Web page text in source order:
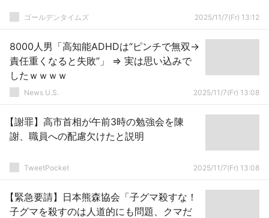
ゴールデンタイムズ 2025/11/7(Fr) 13:12
8000人男「高知能ADHDは“ピンチで無双→
責任重くなると失敗”」 ⇒ 実は思い込みで
したｗｗｗｗ
News U.S. 2025/11/7(Fr) 13:08
【謝罪】高市首相が午前3時の勉強会を陳
謝、職員への配慮欠けたと説明
TweetPocket 2025/11/7(Fr) 13:08
【緊急要請】日本熊森協会「子グマ殺すな！
子グマを殺すのは人道的にも問題、クマだ